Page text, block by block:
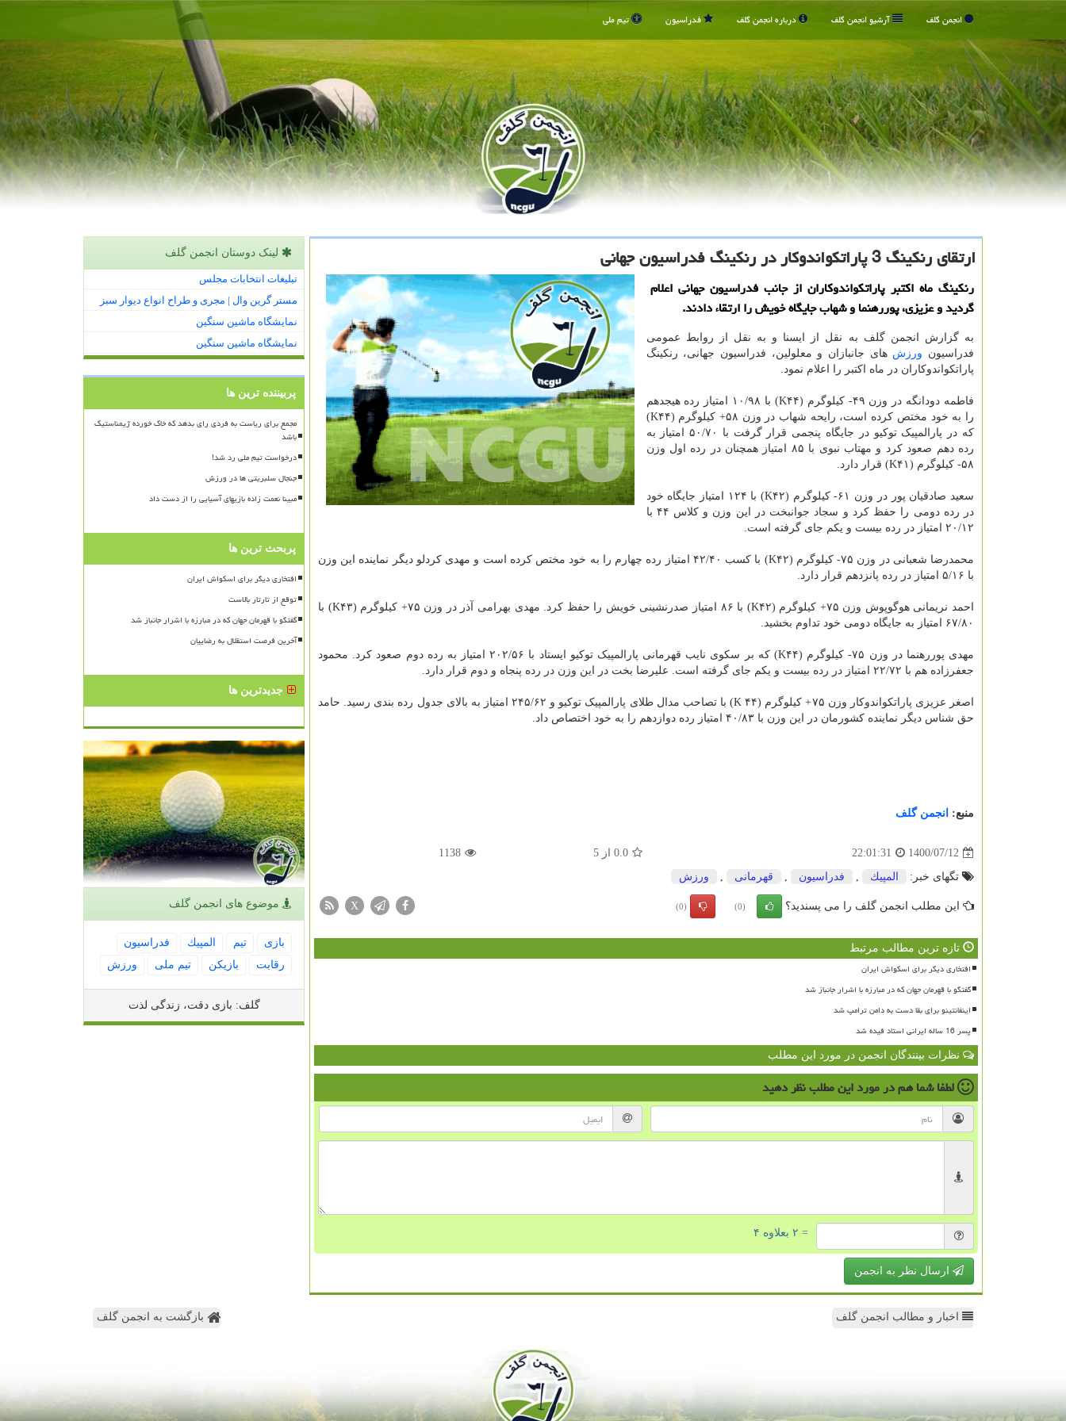
انجمن گلف آرشیو انجمن گلف درباره انجمن گلف فدراسیون تیم ملی
ارتقای رنکینگ 3 پاراتکواندوکار در رنکینگ فدراسیون جهانی
رنکینگ ماه اکتبر پاراتکواندوکاران از جانب فدراسیون جهانی اعلام
گردید و عزیزی، پوررهنما و شهاب جایگاه خویش را ارتقاء دادند.
به گزارش انجمن گلف به نقل از ایسنا و به نقل از روابط عمومی
فدراسیون ورزش های جانبازان و معلولین، فدراسیون جهانی، رنکینگ
پاراتکواندوکاران در ماه اکتبر را اعلام نمود.
فاطمه دودانگه در وزن ۴۹- کیلوگرم (K۴۴) با ۱۰/۹۸ امتیاز رده هیجدهم
را به خود مختص کرده است، رایحه شهاب در وزن ۵۸+ کیلوگرم (K۴۴)
که در پارالمپیک توکیو در جایگاه پنجمی قرار گرفت با ۵۰/۷۰ امتیاز به
رده دهم صعود کرد و مهتاب نبوی با ۸۵ امتیاز همچنان در رده اول وزن
۵۸- کیلوگرم (K۴۱) قرار دارد.
سعید صادقیان پور در وزن ۶۱- کیلوگرم (K۴۲) با ۱۲۴ امتیاز جایگاه خود
در رده دومی را حفظ کرد و سجاد جوانبخت در این وزن و کلاس ۴۴ با
۲۰/۱۲ امتیاز در رده بیست و یکم جای گرفته است.
محمدرضا شعبانی در وزن ۷۵- کیلوگرم (K۴۲) با کسب ۴۲/۴۰ امتیاز رده چهارم را به خود مختص کرده است و مهدی کردلو دیگر نماینده این وزن
با ۵/۱۶ امتیاز در رده پانزدهم قرار دارد.
احمد نریمانی هوگوپوش وزن ۷۵+ کیلوگرم (K۴۲) با ۸۶ امتیاز صدرنشینی خویش را حفظ کرد. مهدی بهرامی آذر در وزن ۷۵+ کیلوگرم (K۴۳) با
۶۷/۸۰ امتیاز به جایگاه دومی خود تداوم بخشید.
مهدی پوررهنما در وزن ۷۵- کیلوگرم (K۴۴) که بر سکوی نایب قهرمانی پارالمپیک توکیو ایستاد با ۲۰۲/۵۶ امتیاز به رده دوم صعود کرد. محمود
جعفرزاده هم با ۲۲/۷۲ امتیاز در رده بیست و یکم جای گرفته است. علیرضا بخت در این وزن در رده پنجاه و دوم قرار دارد.
اصغر عزیزی پاراتکواندوکار وزن ۷۵+ کیلوگرم (۴۴ K) با تصاحب مدال طلای پارالمپیک توکیو و ۲۴۵/۶۲ امتیاز به بالای جدول رده بندی رسید. حامد
حق شناس دیگر نماینده کشورمان در این وزن با ۴۰/۸۳ امتیاز رده دوازدهم را به خود اختصاص داد.
منبع: انجمن گلف
1400/07/12
22:01:31
0.0 از5
1138
تگهای خبر: المپیك , فدراسیون , قهرمانی , ورزش
این مطلب انجمن گلف را می پسندید؟ (0)
(0)
X
تازه ترین مطالب مرتبط
افتخاری دیگر برای اسکواش ایران
گفتگو با قهرمان جهان که در مبارزه با اشرار جانباز شد
اینفانتینو برای بقا دست به دامن ترامپ شد
پسر 16 ساله ایرانی استاد فیده شد
نظرات بینندگان انجمن در مورد این مطلب
لطفا شما همدر مورد این مطلبنظر دهید
= ۲ بعلاوه ۴
ارسال نظر به انجمن
لینک دوستان انجمن گلف
تبلیغات انتخابات مجلس
مستر گرین وال | مجری و طراح انواع دیوار سبز
نمایشگاه ماشین سنگین
نمایشگاه ماشین سنگین
پربیننده ترین ها
مجمع برای ریاست به فردی رای بدهد که خاک خورده ژیمناستیک
باشد
درخواست تیم ملی رد شد!
جنجال سلبریتی ها در ورزش
مبینا نعمت زاده بازیهای آسیایی را از دست داد
پربحث ترین ها
افتخاری دیگر برای اسکواش ایران
توقع از تارتار بالاست
گفتگو با قهرمان جهان که در مبارزه با اشرار جانباز شد
آخرین فرصت استقلال به رضاییان
جدیدترین ها
موضوع های انجمن گلف
بازی تیم المپیك
فدراسیون
رقابت
بازیكن تیم ملی ورزش
گلف: بازی دقت، زندگی لذت
اخبار و مطالب انجمن گلف بازگشت به انجمن گلف